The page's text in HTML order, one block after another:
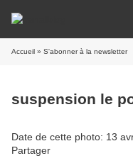
Accueil » S'abonner à la newsletter
suspension le
Date de cette photo: 13
Partager